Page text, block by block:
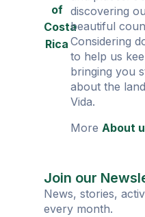
of
Costa
Rica
discovering
beautiful
Considering
to help us
bringing you
about the
Vida.
More About
Join our
News, stories,
every month.